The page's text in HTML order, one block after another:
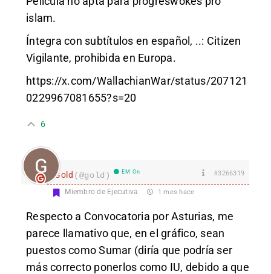
islam.
Íntegra con subtítulos en español, ..: Citizen
Vigilante, prohibida en Europa.
https://x.com/WallachianWar/status/207121
0229967081655?s=20
6
Gold (@gold) EM On #3266319
Miembro de Ejecutiva 1 mes hace
Respecto a Convocatoria por Asturias, me
parece llamativo que, en el gráfico, sean
puestos como Sumar (diría que podría ser
más correcto ponerlos como IU, debido a que